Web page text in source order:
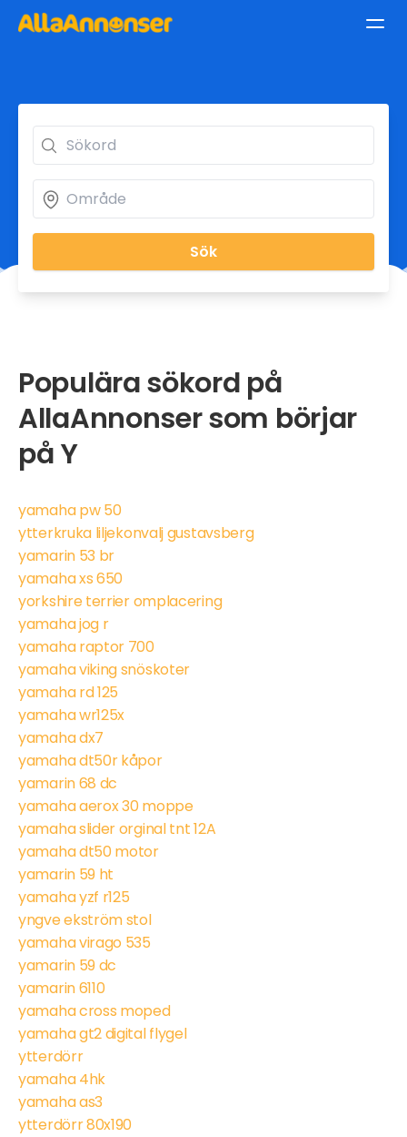
Sök
Populära sökord på
AllaAnnonser som börjar
på Y
yamaha pw 50
ytterkruka liljekonvalj gustavsberg
yamarin 53 br
yamaha xs 650
yorkshire terrier omplacering
yamaha jog r
yamaha raptor 700
yamaha viking snöskoter
yamaha rd 125
yamaha wr125x
yamaha dx7
yamaha dt50r kåpor
yamarin 68 dc
yamaha aerox 30 moppe
yamaha slider orginal tnt 12A
yamaha dt50 motor
yamarin 59 ht
yamaha yzf r125
yngve ekström stol
yamaha virago 535
yamarin 59 dc
yamarin 6110
yamaha cross moped
yamaha gt2 digital flygel
ytterdörr
yamaha 4hk
yamaha as3
ytterdörr 80x190